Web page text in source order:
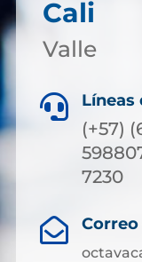
Cali
Valle
 Líneas
(+57)
7230
